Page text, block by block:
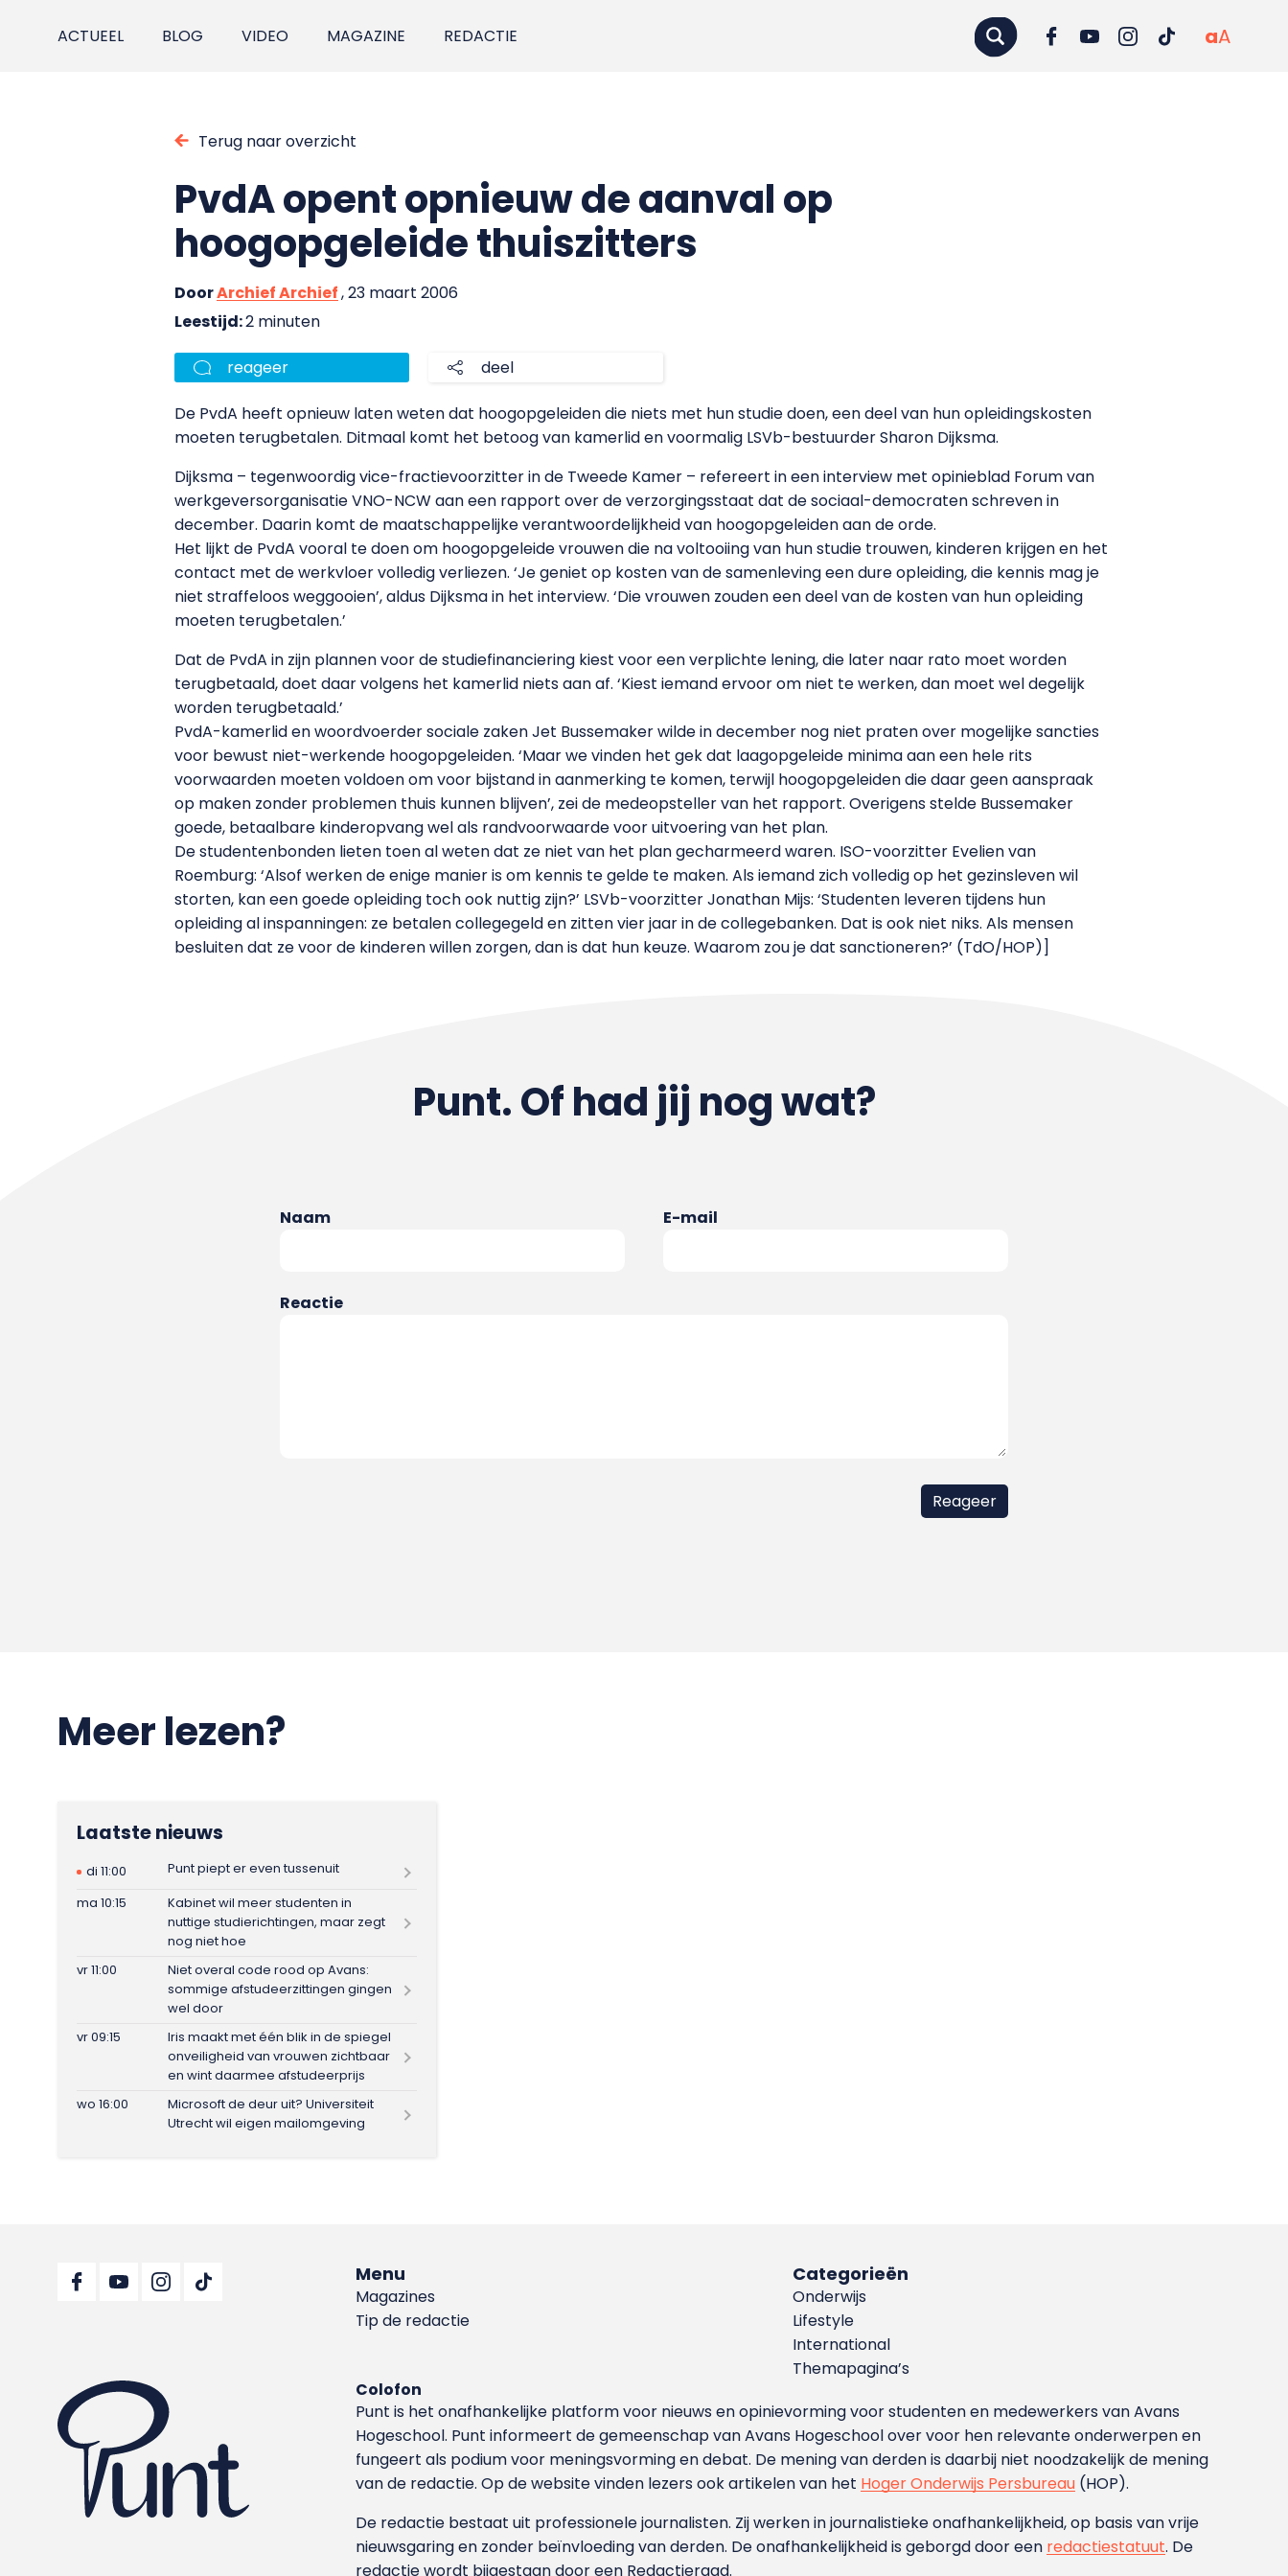
ACTUEEL BLOG VIDEO MAGAZINE REDACTIE aA
Terug naar overzicht
PvdA opent opnieuw de aanval op
hoogopgeleide thuiszitters
DoorArchief Archief, 23 maart 2006
Leestijd:2 minuten
reageer deel
De PvdA heeft opnieuw laten weten dat hoogopgeleiden die niets met hun studie doen, een deel van hun opleidingskosten
moeten terugbetalen. Ditmaal komt het betoog van kamerlid en voormalig LSVb-bestuurder Sharon Dijksma.
Dijksma – tegenwoordig vice-fractievoorzitter in de Tweede Kamer – refereert in een interview met opinieblad Forum van
werkgeversorganisatie VNO-NCW aan een rapport over de verzorgingsstaat dat de sociaal-democraten schreven in
december. Daarin komt de maatschappelijke verantwoordelijkheid van hoogopgeleiden aan de orde.
Het lijkt de PvdA vooral te doen om hoogopgeleide vrouwen die na voltooiing van hun studie trouwen, kinderen krijgen en het
contact met de werkvloer volledig verliezen. ‘Je geniet op kosten van de samenleving een dure opleiding, die kennis mag je
niet straffeloos weggooien’, aldus Dijksma in het interview. ‘Die vrouwen zouden een deel van de kosten van hun opleiding
moeten terugbetalen.’
Dat de PvdA in zijn plannen voor de studiefinanciering kiest voor een verplichte lening, die later naar rato moet worden
terugbetaald, doet daar volgens het kamerlid niets aan af. ‘Kiest iemand ervoor om niet te werken, dan moet wel degelijk
worden terugbetaald.’
PvdA-kamerlid en woordvoerder sociale zaken Jet Bussemaker wilde in december nog niet praten over mogelijke sancties
voor bewust niet-werkende hoogopgeleiden. ‘Maar we vinden het gek dat laagopgeleide minima aan een hele rits
voorwaarden moeten voldoen om voor bijstand in aanmerking te komen, terwijl hoogopgeleiden die daar geen aanspraak
op maken zonder problemen thuis kunnen blijven’, zei de medeopsteller van het rapport. Overigens stelde Bussemaker
goede, betaalbare kinderopvang wel als randvoorwaarde voor uitvoering van het plan.
De studentenbonden lieten toen al weten dat ze niet van het plan gecharmeerd waren. ISO-voorzitter Evelien van
Roemburg: ‘Alsof werken de enige manier is om kennis te gelde te maken. Als iemand zich volledig op het gezinsleven wil
storten, kan een goede opleiding toch ook nuttig zijn?’ LSVb-voorzitter Jonathan Mijs: ‘Studenten leveren tijdens hun
opleiding al inspanningen: ze betalen collegegeld en zitten vier jaar in de collegebanken. Dat is ook niet niks. Als mensen
besluiten dat ze voor de kinderen willen zorgen, dan is dat hun keuze. Waarom zou je dat sanctioneren?’ (TdO/HOP)]
Punt. Of had jij nog wat?
Naam E-mail
Reactie
Meer lezen?
Laatste nieuws
di 11:00
Punt piept er even tussenuit
ma 10:15
Kabinet wil meer studenten in
nuttige studierichtingen, maar zegt
nog niet hoe
vr 11:00
Niet overal code rood op Avans:
sommige afstudeerzittingen gingen
wel door
vr 09:15
Iris maakt met één blik in de spiegel
onveiligheid van vrouwen zichtbaar
en wint daarmee afstudeerprijs
wo 16:00
Microsoft de deur uit? Universiteit
Utrecht wil eigen mailomgeving
Menu
Magazines
Tip de redactie
Categorieën
Onderwijs
Lifestyle
International
Themapagina’s
Colofon
Punt is het onafhankelijke platform voor nieuws en opinievorming voor studenten en medewerkers van Avans
Hoge­school. Punt informeert de gemeenschap van Avans Hogeschool over voor hen relevante onderwerpen en
fungeert als podium voor meningsvorming en debat. De mening van derden is daarbij niet noodzakelijk de mening
van de redactie. Op de website vinden lezers ook artikelen van het Hoger Onderwijs Persbureau (HOP).
De redactie bestaat uit professionele journalisten. Zij werken in journalistieke onafhankelijkheid, op basis van vrije
nieuwsgaring en zonder beïnvloeding van derden. De onafhankelijkheid is geborgd door een redactiestatuut. De
redactie wordt bijgestaan door een Redactieraad.